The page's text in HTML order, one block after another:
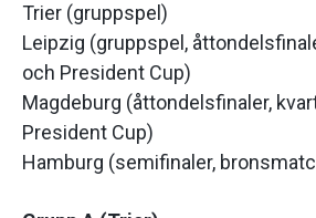
Trier (gruppspel)
Leipzig (gruppspel,
och President Cup)
Magdeburg (åttondelsfinaler,
President Cup)
Hamburg (semifinaler,